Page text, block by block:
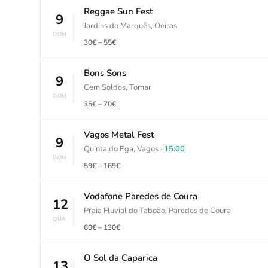
9
DOM
Reggae Sun Fest
Jardins do Marquês, Oeiras
30€ – 55€
9
DOM
Bons Sons
Cem Soldos, Tomar
35€ – 70€
9
DOM
Vagos Metal Fest
Quinta do Ega, Vagos · 15:00
59€ – 169€
12
QUA
Vodafone Paredes de Coura
Praia Fluvial do Taboão, Paredes de Coura
60€ – 130€
O Sol da Caparica